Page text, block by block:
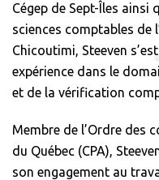
Cégep de Sept-Îles ainsi
sciences comptables de
Chicoutimi, Steeven
expérience dans le
et de la vérification
Membre de l’Ordre des
du Québec (CPA),
son engagement au